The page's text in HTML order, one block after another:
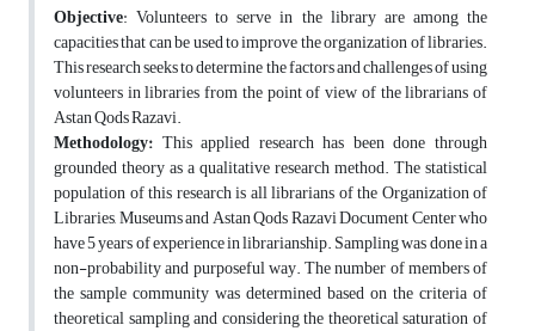
Objective: Volunteers to serve in the library are among the
capacities that can be used to improve the organization of libraries.
This research seeks to determine the factors and challenges of using
volunteers in libraries from the point of view of the librarians of
Astan Qods Razavi.
Methodology: This applied research has been done through
grounded theory as a qualitative research method. The statistical
population of this research is all librarians of the Organization of
Libraries, Museums and Astan Qods Razavi Document Center who
have 5 years of experience in librarianship. Sampling was done in a
non-probability and purposeful way. The number of members of
the sample community was determined based on the criteria of
theoretical sampling and considering the theoretical saturation of